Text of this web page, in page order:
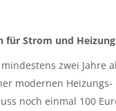
für Strom und Heizung
zwei
modernen
noch einmal 100